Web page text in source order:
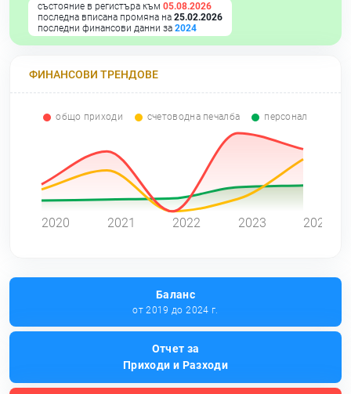
състояние в регистъра към 05.08.2026
последна вписана промяна на 25.02.2026
последни финансови данни за 2024
ФИНАНСОВИ ТРЕНДОВЕ
общо приходи счетоводна печалба персонал
2020 2021 2022 2023 2024
Баланс
от 2019 до 2024 г.
Отчет за
Приходи и Разходи